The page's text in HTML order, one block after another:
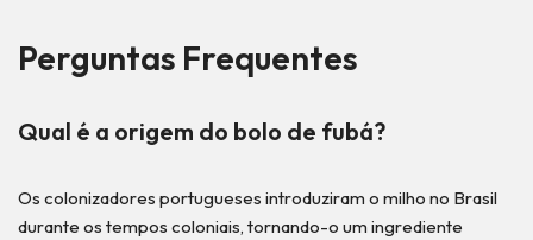
Perguntas Frequentes
Qual é a origem do bolo de fubá?
Os colonizadores portugueses introduziram o milho no Brasil
durante os tempos coloniais, tornando-o um ingrediente